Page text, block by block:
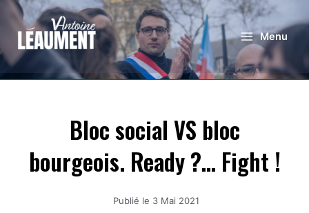
Menu
Bloc social VS bloc
bourgeois. Ready ?… Fight !
Publié le 3 Mai 2021